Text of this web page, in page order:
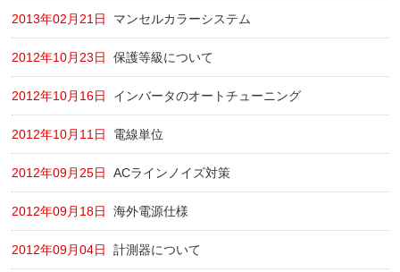
2013年02月21日 マンセルカラーシステム
2012年10月23日 保護等級について
2012年10月16日 インバータのオートチューニング
2012年10月11日 電線単位
2012年09月25日 ACラインノイズ対策
2012年09月18日 海外電源仕様
2012年09月04日 計測器について